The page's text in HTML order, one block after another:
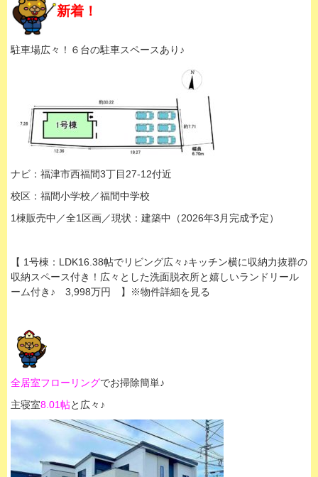
新着！
駐車場広々！６台の駐車スペースあり♪
ナビ：福津市西福間3丁目27-12付近
校区：福間小学校／福間中学校
1棟販売中／全1区画／現状：建築中（2026年3月完成予定）
【 1号棟：LDK16.38帖でリビング広々♪キッチン横に収納力抜群の
収納スペース付き！広々とした洗面脱衣所と嬉しいランドリール
ーム付き♪ 3,998万円 】※物件詳細を見る
全居室フローリングでお掃除簡単♪
主寝室8.01帖と広々♪